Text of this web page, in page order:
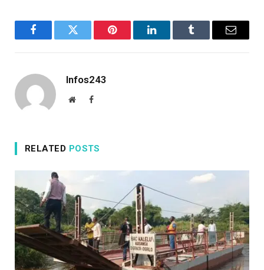
FacebookTwitter Pinterest LinkedInTumblr Email
Infos243
WebsiteFacebook
RELATED POSTS